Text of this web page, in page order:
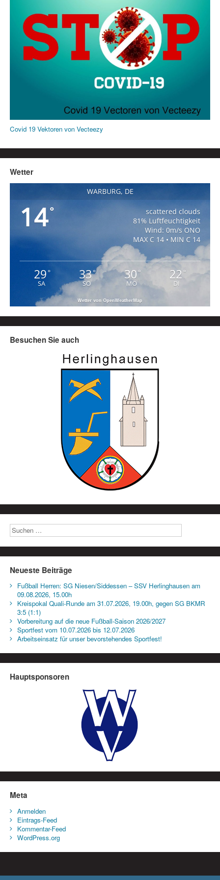
Covid 19 Vektoren von Vecteezy
Wetter
WARBURG, DE
14°
scattered clouds
81% Luftfeuchtigkeit
Wind: 0m/s ONO
MAX C 14 • MIN C 14
29°
SA
33°
SO
30°
MO
22 °
DI
Wetter von OpenWeatherMap
Besuchen Sie auch
Neueste Beiträge
Fußball Herren: SG Niesen/Siddessen – SSV Herlinghausen am
09.08.2026, 15.00h
Kreispokal Quali-Runde am 31.07.2026, 19.00h, gegen SG BKMR
3:5 (1:1)
Vorbereitung auf die neue Fußball-Saison 2026/2027
Sportfest vom 10.07.2026 bis 12.07.2026
Arbeitseinsatz für unser bevorstehendes Sportfest!
Hauptsponsoren
Meta
Anmelden
Eintrags-Feed
Kommentar-Feed
WordPress.org